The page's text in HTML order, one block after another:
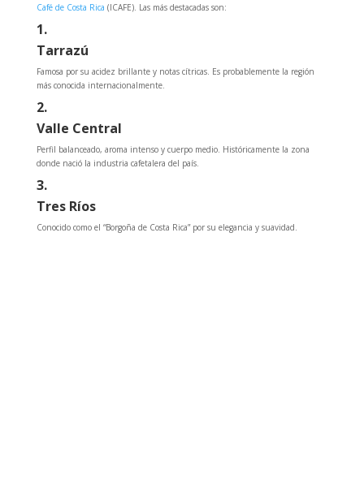
Café de Costa Rica (ICAFE). Las más destacadas son:
1.
Tarrazú
Famosa por su acidez brillante y notas cítricas. Es probablemente la región
más conocida internacionalmente.
2.
Valle Central
Perfil balanceado, aroma intenso y cuerpo medio. Históricamente la zona
donde nació la industria cafetalera del país.
3.
Tres Ríos
Conocido como el “Borgoña de Costa Rica” por su elegancia y suavidad.